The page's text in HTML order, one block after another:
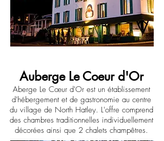
Auberge Le Coeur d'Or
Aberge Le Cœur d'Or est un établissement
d'hébergement et de gastronomie au centre
du village de North Hatley. L'offre comprend
des chambres traditionnelles individuellement
décorées ainsi que 2 chalets champêtres.